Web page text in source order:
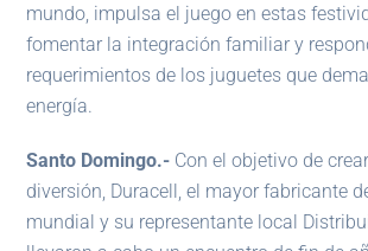
mundo, impulsa el juego en estas
fomentar la integración familiar y
requerimientos de los juguetes que
energía.
Santo Domingo.- Con el objetivo de
diversión, Duracell, el mayor fabricante
mundial y su representante local